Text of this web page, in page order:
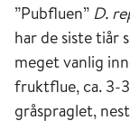
”Pubfluen” D.
har de siste tiår
meget vanlig
fruktflue, ca. 3-
gråspraglet,